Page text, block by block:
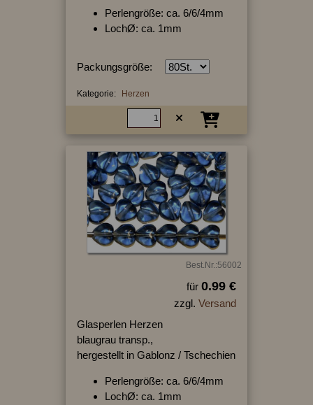
Perlengröße: ca. 6/6/4mm
LochØ: ca. 1mm
Packungsgröße:
Kategorie: Herzen
Best.Nr.:56002
für 0.99 €
zzgl. Versand
Glasperlen Herzen
blaugrau transp.,
hergestellt in Gablonz / Tschechien
Perlengröße: ca. 6/6/4mm
LochØ: ca. 1mm